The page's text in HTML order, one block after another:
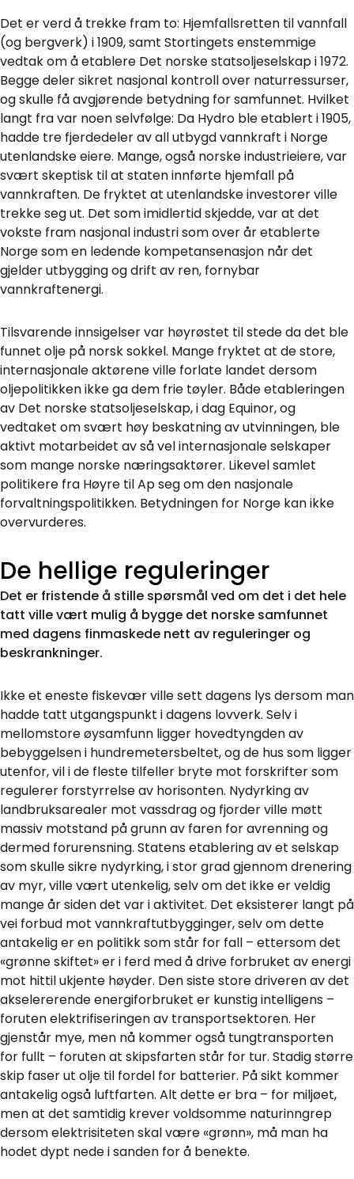
Det er verd å trekke fram to: Hjemfallsretten til vannfall
(og bergverk) i 1909, samt Stortingets enstemmige
vedtak om å etablere Det norske statsoljeselskap i 1972.
Begge deler sikret nasjonal kontroll over naturressurser,
og skulle få avgjørende betydning for samfunnet. Hvilket
langt fra var noen selvfølge: Da Hydro ble etablert i 1905,
hadde tre fjerdedeler av all utbygd vannkraft i Norge
utenlandske eiere. Mange, også norske industrieiere, var
svært skeptisk til at staten innførte hjemfall på
vannkraften. De fryktet at utenlandske investorer ville
trekke seg ut. Det som imidlertid skjedde, var at det
vokste fram nasjonal industri som over år etablerte
Norge som en ledende kompetansenasjon når det
gjelder utbygging og drift av ren, fornybar
vannkraftenergi.
Tilsvarende innsigelser var høyrøstet til stede da det ble
funnet olje på norsk sokkel. Mange fryktet at de store,
internasjonale aktørene ville forlate landet dersom
oljepolitikken ikke ga dem frie tøyler. Både etableringen
av Det norske statsoljeselskap, i dag Equinor, og
vedtaket om svært høy beskatning av utvinningen, ble
aktivt motarbeidet av så vel internasjonale selskaper
som mange norske næringsaktører. Likevel samlet
politikere fra Høyre til Ap seg om den nasjonale
forvaltningspolitikken. Betydningen for Norge kan ikke
overvurderes.
De hellige reguleringer
Det er fristende å stille spørsmål ved om det i det hele
tatt ville vært mulig å bygge det norske samfunnet
med dagens finmaskede nett av reguleringer og
beskrankninger.
Ikke et eneste fiskevær ville sett dagens lys dersom man
hadde tatt utgangspunkt i dagens lovverk. Selv i
mellomstore øysamfunn ligger hovedtyngden av
bebyggelsen i hundremetersbeltet, og de hus som ligger
utenfor, vil i de fleste tilfeller bryte mot forskrifter som
regulerer forstyrrelse av horisonten. Nydyrking av
landbruksarealer mot vassdrag og fjorder ville møtt
massiv motstand på grunn av faren for avrenning og
dermed forurensning. Statens etablering av et selskap
som skulle sikre nydyrking, i stor grad gjennom drenering
av myr, ville vært utenkelig, selv om det ikke er veldig
mange år siden det var i aktivitet. Det eksisterer langt på
vei forbud mot vannkraftutbygginger, selv om dette
antakelig er en politikk som står for fall – ettersom det
«grønne skiftet» er i ferd med å drive forbruket av energi
mot hittil ukjente høyder. Den siste store driveren av det
akselererende energiforbruket er kunstig intelligens –
foruten elektrifiseringen av transportsektoren. Her
gjenstår mye, men nå kommer også tungtransporten
for fullt – foruten at skipsfarten står for tur. Stadig større
skip faser ut olje til fordel for batterier. På sikt kommer
antakelig også luftfarten. Alt dette er bra – for miljøet,
men at det samtidig krever voldsomme naturinngrep
dersom elektrisiteten skal være «grønn», må man ha
hodet dypt nede i sanden for å benekte.